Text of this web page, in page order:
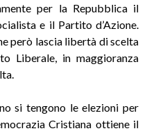
per la Repubblica il
e il Partito d’Azione.
però lascia libertà di scelta
Liberale, in maggioranza
si tengono le elezioni per
Cristiana ottiene il